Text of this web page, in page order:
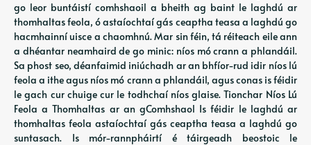
go leor buntáistí comhshaoil ​​a bheith ag baint le laghdú ar
thomhaltas feola, ó astaíochtaí gás ceaptha teasa a laghdú go
hacmhainní uisce a chaomhnú. Mar sin féin, tá réiteach eile ann
a dhéantar neamhaird de go minic: níos mó crann a phlandáil.
Sa phost seo, déanfaimid iniúchadh ar an bhfíor-rud idir níos lú
feola a ithe agus níos mó crann a phlandáil, agus conas is féidir
le gach cur chuige cur le todhchaí níos glaise. Tionchar Níos Lú
Feola a Thomhaltas ar an gComhshaol Is féidir le laghdú ar
thomhaltas feola astaíochtaí gás ceaptha teasa a laghdú go
suntasach. Is mór-rannpháirtí é táirgeadh beostoic le